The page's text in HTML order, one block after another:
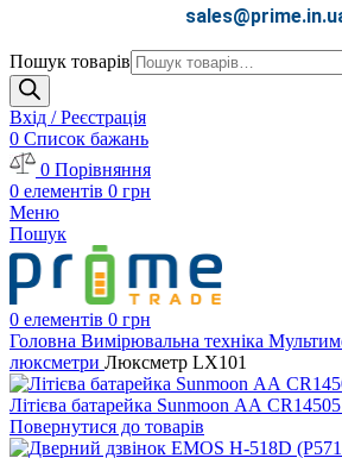
Пошук товарів
Вхід / Реєстрація
0 Список бажань
0 Порівняння
0 елементів 0 грн
Меню
Пошук
0 елементів 0 грн
Головна Вимірювальна техніка
люксметри Люксметр LX101
Літієва батарейка Sunmoon АА СR14505
Повернутися до товарів